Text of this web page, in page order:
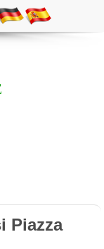
Piazza